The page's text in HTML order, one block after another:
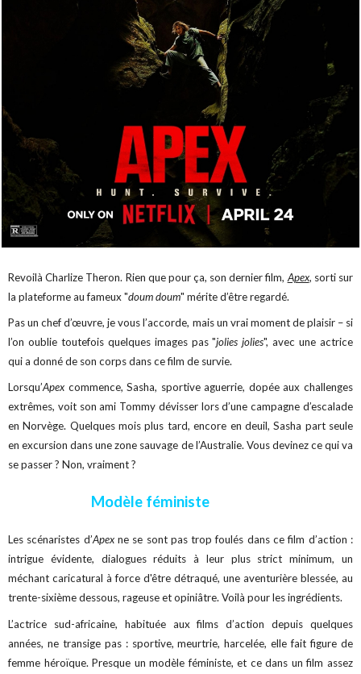
Revoilà Charlize Theron. Rien que pour ça, son dernier film, Apex, sorti sur
la plateforme au fameux "doum doum" mérite d’être regardé.
Pas un chef d’œuvre, je vous l’accorde, mais un vrai moment de plaisir – si
l’on oublie toutefois quelques images pas "jolies jolies", avec une actrice
qui a donné de son corps dans ce film de survie.
Lorsqu’Apex commence, Sasha, sportive aguerrie, dopée aux challenges
extrêmes, voit son ami Tommy dévisser lors d’une campagne d’escalade
en Norvège. Quelques mois plus tard, encore en deuil, Sasha part seule
en excursion dans une zone sauvage de l’Australie. Vous devinez ce qui va
se passer ? Non, vraiment ?
Modèle féministe
Les scénaristes d’Apex ne se sont pas trop foulés dans ce film d’action :
intrigue évidente, dialogues réduits à leur plus strict minimum, un
méchant caricatural à force d'être détraqué, une aventurière blessée, au
trente-sixième dessous, rageuse et opiniâtre. Voilà pour les ingrédients.
L’actrice sud-africaine, habituée aux films d’action depuis quelques
années, ne transige pas : sportive, meurtrie, harcelée, elle fait figure de
femme héroïque. Presque un modèle féministe, et ce dans un film assez